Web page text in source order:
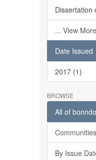
Dissertation
... View More
Date Issued
2017 (1)
BROWSE
All of
By Issue